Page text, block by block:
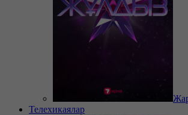
Телехикаялар